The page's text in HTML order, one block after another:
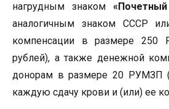
нагрудным знаком
аналогичным знаком СССР
компенсации в размере
рублей), а также денежной
донорам в размере 20 РУМЗП
каждую сдачу крови и (или) ее